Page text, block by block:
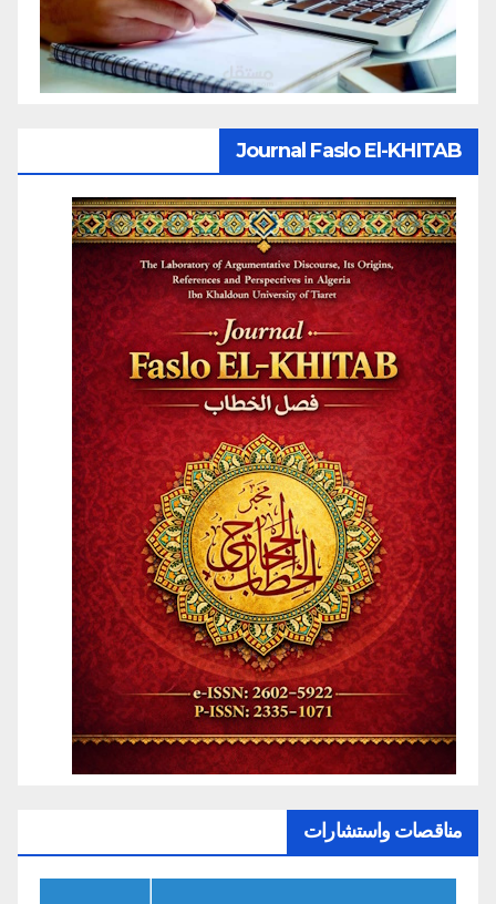
Journal Faslo El-KHITAB
مناقصات واستشارات